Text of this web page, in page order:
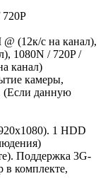
(12к/с на канал),
1080N / 720P /
канал)
камеры,
данную
1 HDD
Поддержка 3G-
в комплекте,